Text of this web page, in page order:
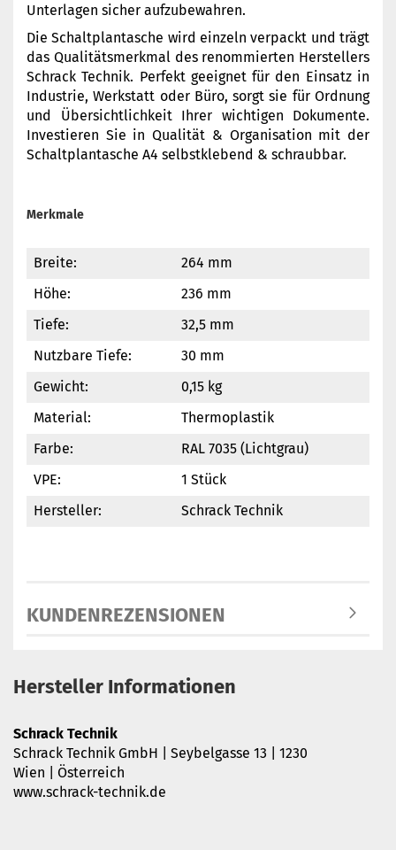
Unterlagen sicher aufzubewahren.
Die Schaltplantasche wird einzeln verpackt und trägt
das Qualitätsmerkmal des renommierten Herstellers
Schrack Technik. Perfekt geeignet für den Einsatz in
Industrie, Werkstatt oder Büro, sorgt sie für Ordnung
und Übersichtlichkeit Ihrer wichtigen Dokumente.
Investieren Sie in Qualität & Organisation mit der
Schaltplantasche A4 selbstklebend & schraubbar.
Merkmale
Breite:
264 mm
Höhe:
236 mm
Tiefe:
32,5 mm
Nutzbare Tiefe:
30 mm
Gewicht:
0,15 kg
Material:
Thermoplastik
Farbe:
RAL 7035 (Lichtgrau)
VPE:
1 Stück
Hersteller:
Schrack Technik
KUNDENREZENSIONEN
Hersteller Informationen
Schrack Technik
Schrack Technik GmbH | Seybelgasse 13 | 1230
Wien | Österreich
www.schrack-technik.de